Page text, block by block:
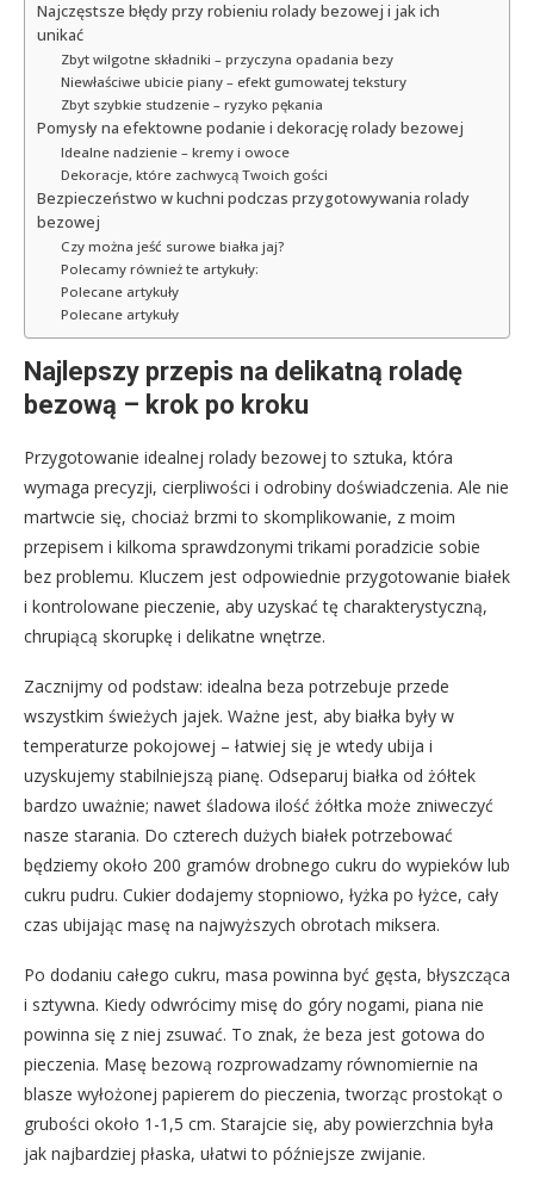
Najczęstsze błędy przy robieniu rolady bezowej i jak ich
unikać
Zbyt wilgotne składniki – przyczyna opadania bezy
Niewłaściwe ubicie piany – efekt gumowatej tekstury
Zbyt szybkie studzenie – ryzyko pękania
Pomysły na efektowne podanie i dekorację rolady bezowej
Idealne nadzienie – kremy i owoce
Dekoracje, które zachwycą Twoich gości
Bezpieczeństwo w kuchni podczas przygotowywania rolady
bezowej
Czy można jeść surowe białka jaj?
Polecamy również te artykuły:
Polecane artykuły
Polecane artykuły
Najlepszy przepis na delikatną roladę
bezową – krok po kroku
Przygotowanie idealnej rolady bezowej to sztuka, która
wymaga precyzji, cierpliwości i odrobiny doświadczenia. Ale nie
martwcie się, chociaż brzmi to skomplikowanie, z moim
przepisem i kilkoma sprawdzonymi trikami poradzicie sobie
bez problemu. Kluczem jest odpowiednie przygotowanie białek
i kontrolowane pieczenie, aby uzyskać tę charakterystyczną,
chrupiącą skorupkę i delikatne wnętrze.
Zacznijmy od podstaw: idealna beza potrzebuje przede
wszystkim świeżych jajek. Ważne jest, aby białka były w
temperaturze pokojowej – łatwiej się je wtedy ubija i
uzyskujemy stabilniejszą pianę. Odseparuj białka od żółtek
bardzo uważnie; nawet śladowa ilość żółtka może zniweczyć
nasze starania. Do czterech dużych białek potrzebować
będziemy około 200 gramów drobnego cukru do wypieków lub
cukru pudru. Cukier dodajemy stopniowo, łyżka po łyżce, cały
czas ubijając masę na najwyższych obrotach miksera.
Po dodaniu całego cukru, masa powinna być gęsta, błyszcząca
i sztywna. Kiedy odwrócimy misę do góry nogami, piana nie
powinna się z niej zsuwać. To znak, że beza jest gotowa do
pieczenia. Masę bezową rozprowadzamy równomiernie na
blasze wyłożonej papierem do pieczenia, tworząc prostokąt o
grubości około 1-1,5 cm. Starajcie się, aby powierzchnia była
jak najbardziej płaska, ułatwi to późniejsze zwijanie.